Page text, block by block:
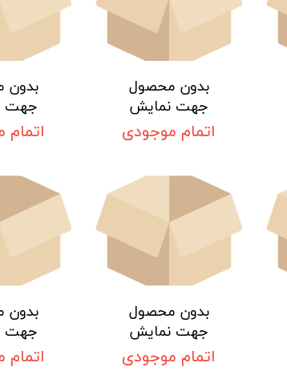
بدون محصول
جهت نمایش
اتمام موجودی
بدون
جهت
بدون محصول
جهت نمایش
اتمام موجودی
بدون
جهت